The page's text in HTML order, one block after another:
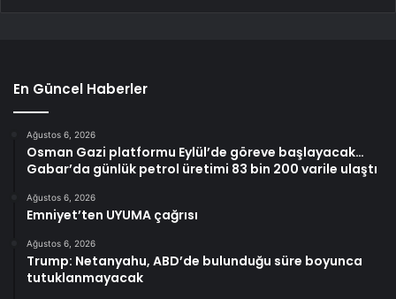
En Güncel Haberler
Ağustos 6, 2026
Osman Gazi platformu Eylül’de göreve başlayacak…
Gabar’da günlük petrol üretimi 83 bin 200 varile ulaştı
Ağustos 6, 2026
Emniyet’ten UYUMA çağrısı
Ağustos 6, 2026
Trump: Netanyahu, ABD’de bulunduğu süre boyunca
tutuklanmayacak